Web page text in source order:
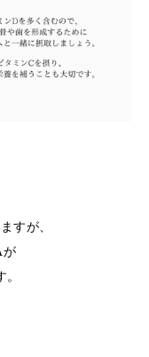
すが、
が